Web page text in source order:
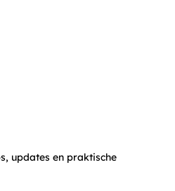
updates en praktische